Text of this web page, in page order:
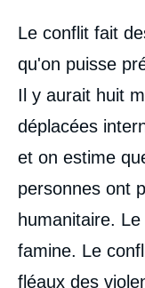
Contenu
intervention
médiatique
Le conflit fait
qu'on puisse
Il y aurait huit
déplacées
et on estime
personnes ont
humanitaire.
famine. Le
fléaux des